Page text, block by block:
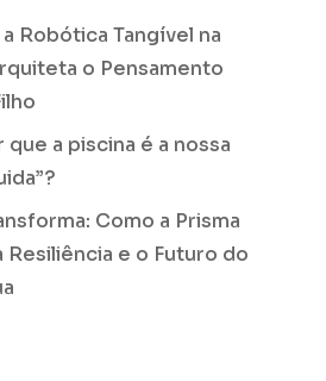
Robótica Tangível na
o Pensamento
que a piscina é a nossa
Como a Prisma
Resiliência e o Futuro do